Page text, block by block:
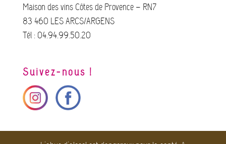
Maison des vins Côtes de Provence – RN7
83 460 LES ARCS/ARGENS
Tél : 04.94.99.50.20
Suivez-nous !